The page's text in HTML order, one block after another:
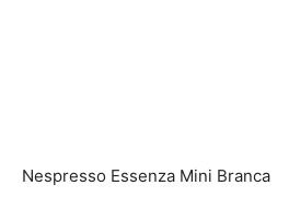
Nespresso Essenza Mini Branca